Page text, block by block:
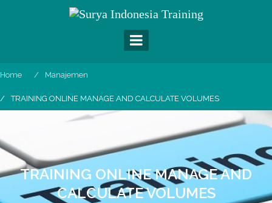
Home Manajemen
TRAINING ONLINE MANAGE AND CALCULATE VOLUMES
TRAINING ONLINE MANAGE AND
CALCULATE VOLUMES